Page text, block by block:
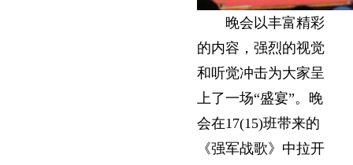
晚会以丰富精彩
的内容，强烈的视觉
和听觉冲击为大家呈
上了一场“盛宴”。晚
会在17(15)班带来的
《强军战歌》中拉开